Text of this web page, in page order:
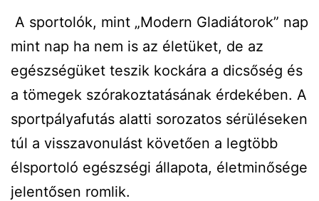
A sportolók, mint „Modern Gladiátorok” nap
mint nap ha nem is az életüket, de az
egészségüket teszik kockára a dicsőség és
a tömegek szórakoztatásának érdekében. A
sportpályafutás alatti sorozatos sérüléseken
túl a visszavonulást követően a legtöbb
élsportoló egészségi állapota, életminősége
jelentősen romlik.